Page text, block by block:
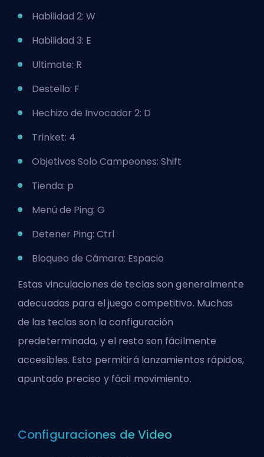
Habilidad 2: W
Habilidad 3: E
Ultimate: R
Destello: F
Hechizo de Invocador 2: D
Trinket: 4
Objetivos Solo Campeones: Shift
Tienda: p
Menú de Ping: G
Detener Ping: Ctrl
Bloqueo de Cámara: Espacio
Estas vinculaciones de teclas son generalmente
adecuadas para el juego competitivo. Muchas
de las teclas son la configuración
predeterminada, y el resto son fácilmente
accesibles. Esto permitirá lanzamientos rápidos,
apuntado preciso y fácil movimiento.
Configuraciones de Video